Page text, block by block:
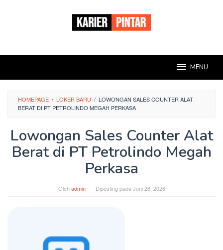
MENU
HOMEPAGE / LOKER BARU / LOWONGAN SALES COUNTER ALAT
BERAT DI PT PETROLINDO MEGAH PERKASA
Lowongan Sales Counter Alat
Berat di PT Petrolindo Megah
Perkasa
Olehadmin Diposting pada Juni 26, 2026